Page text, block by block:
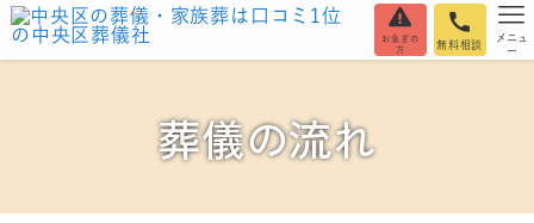
お急ぎの
方
無料相談
メニュ
ー
葬儀の流れ